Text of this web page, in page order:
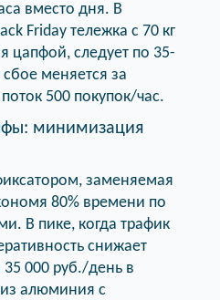
вместо дня. В
Friday тележка с 70 кг
цапфой, следует по 35-
меняется за
500 покупок/час.
минимизация
заменяемая
80% времени по
В пике, когда трафик
снижает
35 000 руб./день в
алюминия с